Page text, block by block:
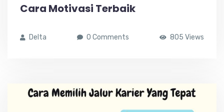
Cara Motivasi Terbaik
Delta 0 Comments 805 Views